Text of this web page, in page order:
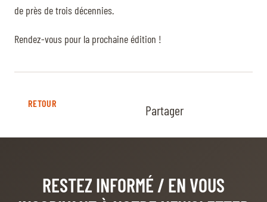
de près de trois décennies.
Rendez-vous pour la prochaine édition !
RETOUR Partager
RESTEZ INFORMÉ / EN VOUS